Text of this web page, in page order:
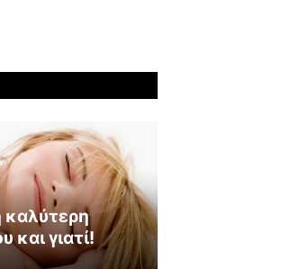
καλύτερη
και γιατί!